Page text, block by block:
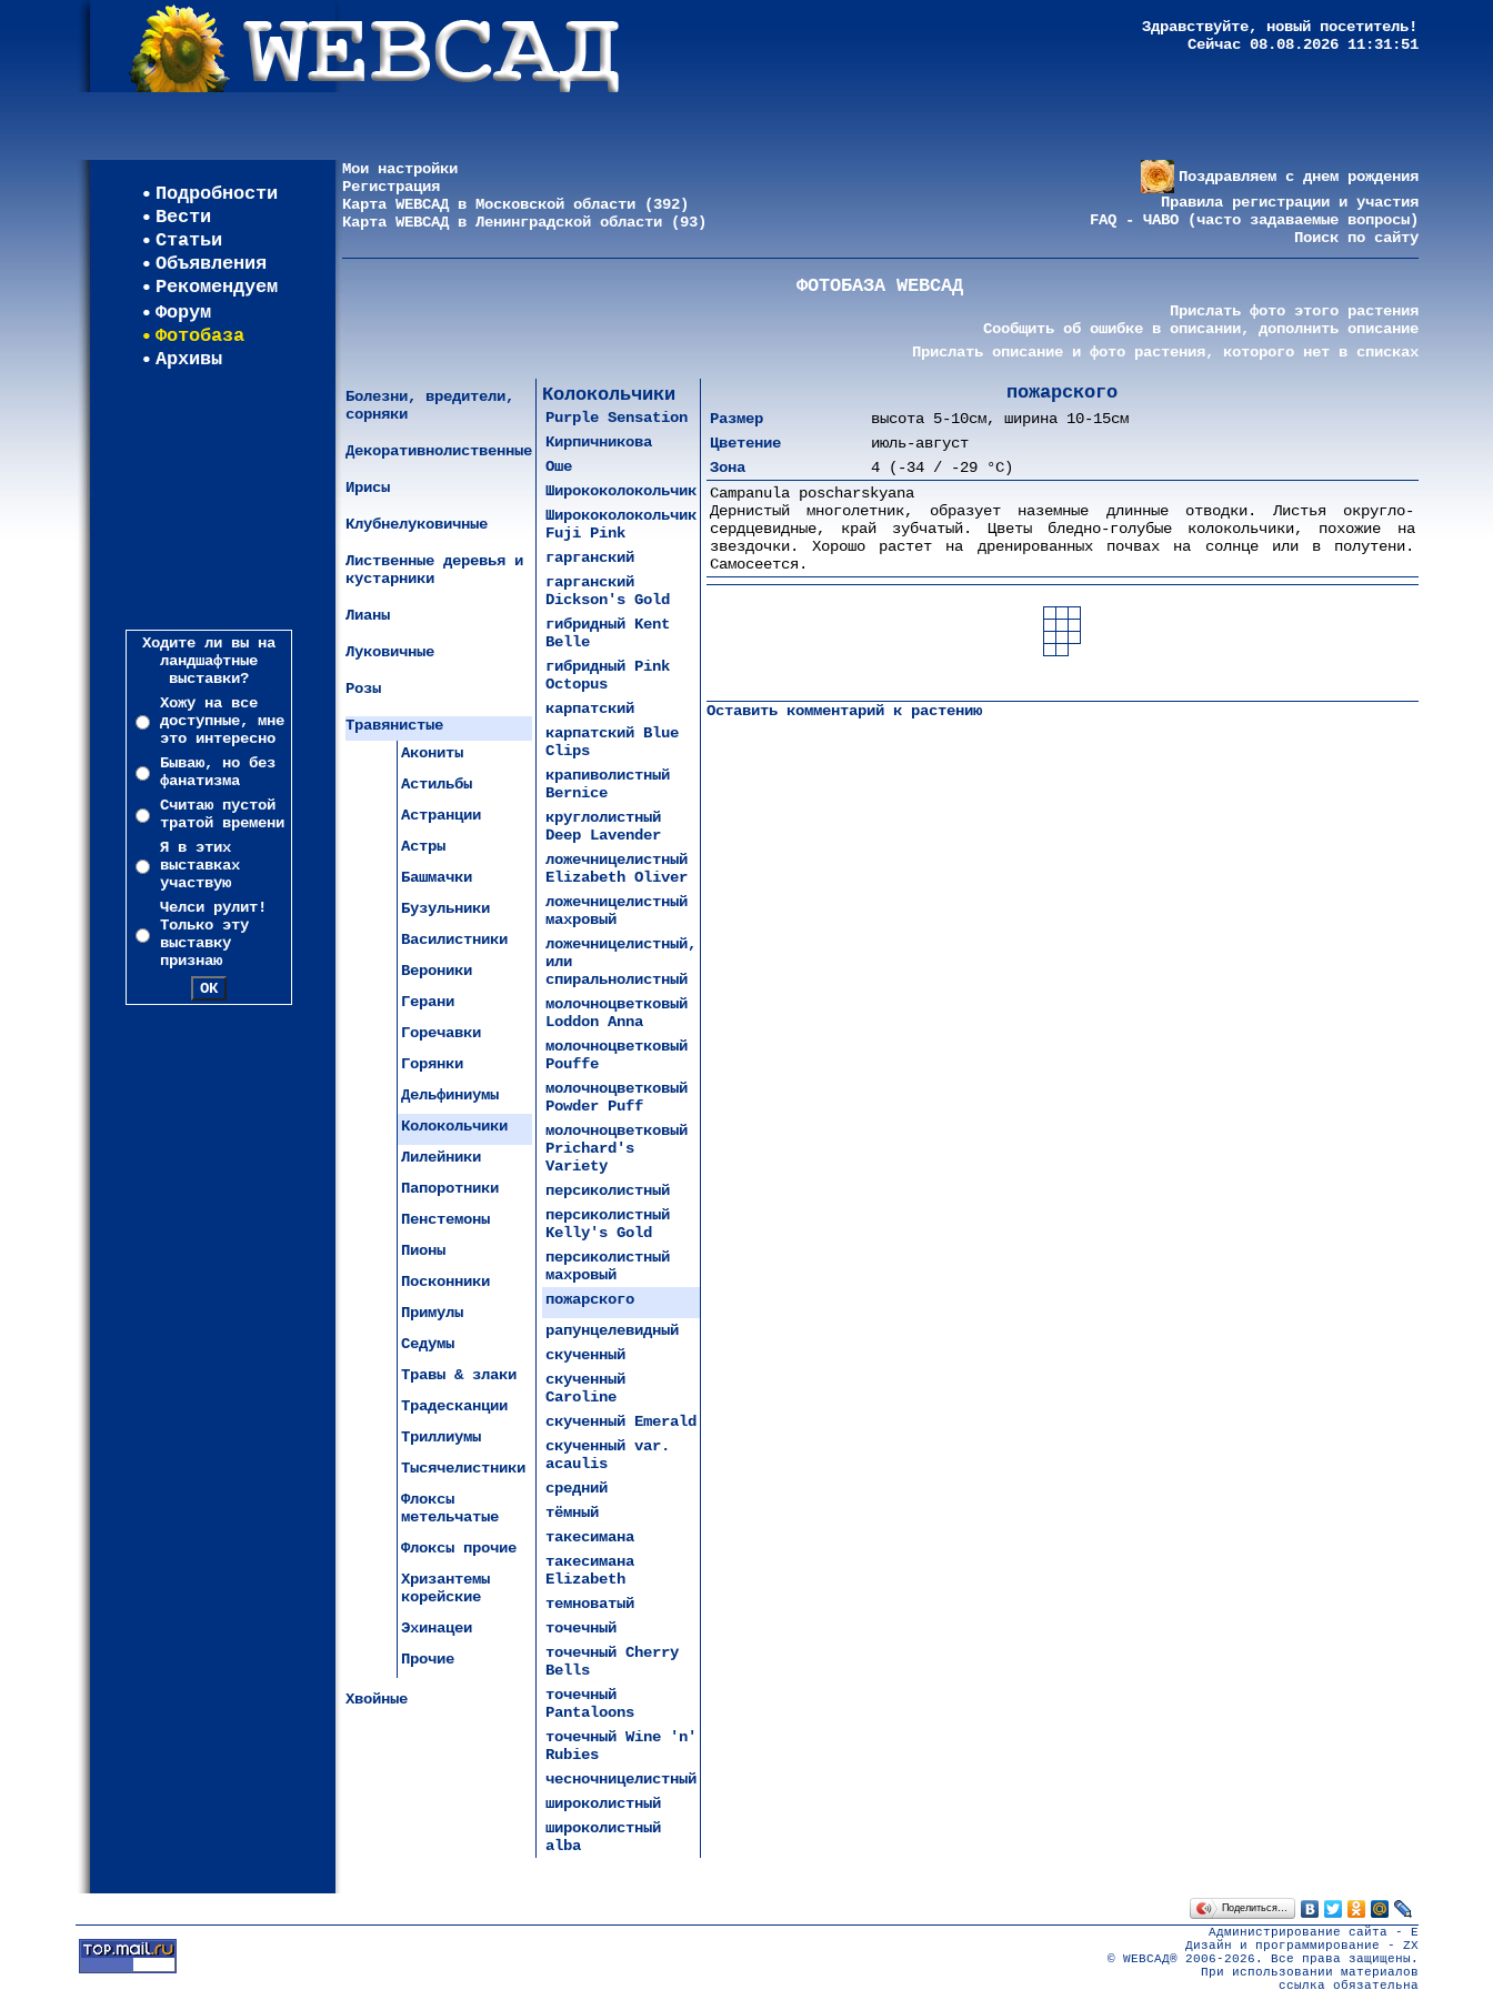
Здравствуйте, новый посетитель!
Сейчас 08.08.2026 11:31:51
Подробности
Вести
Статьи
Объявления
Рекомендуем
Форум
Фотобаза
Архивы
Ходите ли вы на
ландшафтные
выставки?
Хожу на все
доступные, мне
это интересно
Бываю, но без
фанатизма
Считаю пустой
тратой времени
Я в этих
выставках
участвую
Челси рулит!
Только эту
выставку
признаю
Мои настройки
Регистрация
Карта WEBСАД в Московской области (392)
Карта WEBСАД в Ленинградской области (93)
Поздравляем с днем рождения
Правила регистрации и участия
FAQ - ЧАВО (часто задаваемые вопросы)
Поиск по сайту
ФОТОБАЗА WEBСАД
Прислать фото этого растения
Сообщить об ошибке в описании, дополнить описание
Прислать описание и фото растения, которого нет в списках
Болезни, вредители,
сорняки
Декоративнолиственные
Ирисы
Клубнелуковичные
Лиственные деревья и
кустарники
Лианы
Луковичные
Розы
Травянистые
Акониты
Астильбы
Астранции
Астры
Башмачки
Бузульники
Василистники
Вероники
Герани
Горечавки
Горянки
Дельфиниумы
Колокольчики
Лилейники
Папоротники
Пенстемоны
Пионы
Посконники
Примулы
Седумы
Травы & злаки
Традесканции
Триллиумы
Тысячелистники
Флоксы
метельчатые
Флоксы прочие
Хризантемы
корейские
Эхинацеи
Прочие
Хвойные
Колокольчики
Purple Sensation
Кирпичникова
Оше
Ширококолокольчик
Ширококолокольчик
Fuji Pink
гарганский
гарганский
Dickson's Gold
гибридный Kent
Belle
гибридный Pink
Octopus
карпатский
карпатский Blue
Clips
крапиволистный
Bernice
круглолистный
Deep Lavender
ложечницелистный
Elizabeth Oliver
ложечницелистный
махровый
ложечницелистный,
или
спиральнолистный
молочноцветковый
Loddon Anna
молочноцветковый
Pouffe
молочноцветковый
Powder Puff
молочноцветковый
Prichard's
Variety
персиколистный
персиколистный
Kelly's Gold
персиколистный
махровый
пожарского
рапунцелевидный
скученный
скученный
Caroline
скученный Emerald
скученный var.
acaulis
средний
тёмный
такесимана
такесимана
Elizabeth
темноватый
точечный
точечный Cherry
Bells
точечный
Pantaloons
точечный Wine 'n'
Rubies
чесночницелистный
широколистный
широколистный
alba
пожарского
Размер
высота 5-10см, ширина 10-15см
Цветение
июль-август
Зона
4 (-34 / -29 °C)
Campanula poscharskyana
Дернистый многолетник, образует наземные длинные отводки. Листья округло-
сердцевидные, край зубчатый. Цветы бледно-голубые колокольчики, похожие на
звездочки. Хорошо растет на дренированных почвах на солнце или в полутени.
Самосеется.
Оставить комментарий к растению
Поделиться…
Администрирование сайта - E
Дизайн и программирование - ZX
© WEBСАД® 2006-2026. Все права защищены.
При использовании материалов
ссылка обязательна